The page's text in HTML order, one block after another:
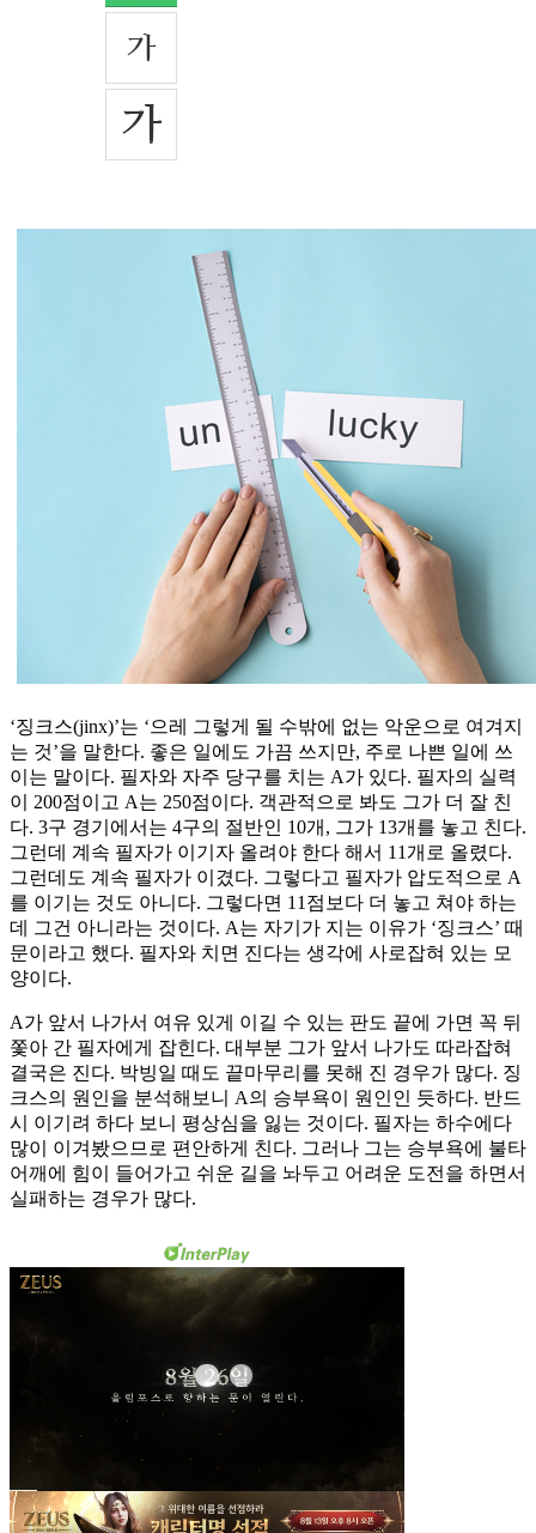
‘징크스(jinx)’는 ‘으레 그렇게 될 수밖에 없는 악운으로 여겨지
는 것’을 말한다. 좋은 일에도 가끔 쓰지만, 주로 나쁜 일에 쓰
이는 말이다. 필자와 자주 당구를 치는 A가 있다. 필자의 실력
이 200점이고 A는 250점이다. 객관적으로 봐도 그가 더 잘 친
다. 3구 경기에서는 4구의 절반인 10개, 그가 13개를 놓고 친다.
그런데 계속 필자가 이기자 올려야 한다 해서 11개로 올렸다.
그런데도 계속 필자가 이겼다. 그렇다고 필자가 압도적으로 A
를 이기는 것도 아니다. 그렇다면 11점보다 더 놓고 쳐야 하는
데 그건 아니라는 것이다. A는 자기가 지는 이유가 ‘징크스’ 때
문이라고 했다. 필자와 치면 진다는 생각에 사로잡혀 있는 모
양이다.
A가 앞서 나가서 여유 있게 이길 수 있는 판도 끝에 가면 꼭 뒤
쫓아 간 필자에게 잡힌다. 대부분 그가 앞서 나가도 따라잡혀
결국은 진다. 박빙일 때도 끝마무리를 못해 진 경우가 많다. 징
크스의 원인을 분석해보니 A의 승부욕이 원인인 듯하다. 반드
시 이기려 하다 보니 평상심을 잃는 것이다. 필자는 하수에다
많이 이겨봤으므로 편안하게 친다. 그러나 그는 승부욕에 불타
어깨에 힘이 들어가고 쉬운 길을 놔두고 어려운 도전을 하면서
실패하는 경우가 많다.